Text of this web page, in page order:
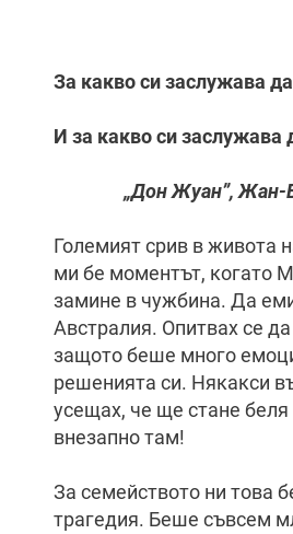
За какво си заслужава
И за какво си
„Дон Жуан”, Жан-
Големият срив в живота
ми бе моментът, когато
замине в чужбина. Да
Австралия. Опитвах се
защото беше много
решенията си. Някакси
усещах, че ще стане беля
внезапно там!
За семейството ни това
трагедия. Беше съвсем